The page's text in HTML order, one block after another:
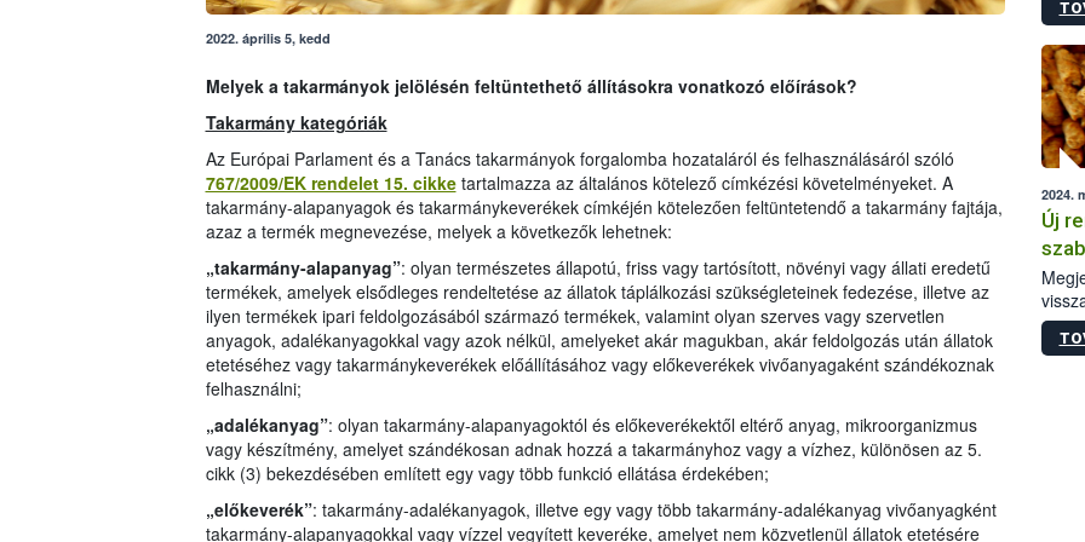
2022. április 5, kedd
Melyek a takarmányok jelölésén feltüntethető állításokra vonatkozó előírások?
Takarmány kategóriák
Az Európai Parlament és a Tanács takarmányok forgalomba hozataláról és felhasználásáról szóló
767/2009/EK rendelet 15. cikketartalmazza az általános kötelező címkézési követelményeket. A
takarmány-alapanyagok és takarmánykeverékek címkéjén kötelezően feltüntetendő a takarmány fajtája,
azaz a termék megnevezése, melyek a következők lehetnek:
„takarmány-alapanyag”: olyan természetes állapotú, friss vagy tartósított, növényi vagy állati eredetű
termékek, amelyek elsődleges rendeltetése az állatok táplálkozási szükségleteinek fedezése, illetve az
ilyen termékek ipari feldolgozásából származó termékek, valamint olyan szerves vagy szervetlen
anyagok, adalékanyagokkal vagy azok nélkül, amelyeket akár magukban, akár feldolgozás után állatok
etetéséhez vagy takarmánykeverékek előállításához vagy előkeverékek vivőanyagaként szándékoznak
felhasználni;
„adalékanyag”: olyan takarmány-alapanyagoktól és előkeverékektől eltérő anyag, mikroorganizmus
vagy készítmény, amelyet szándékosan adnak hozzá a takarmányhoz vagy a vízhez, különösen az 5.
cikk (3) bekezdésében említett egy vagy több funkció ellátása érdekében;
„előkeverék”: takarmány-adalékanyagok, illetve egy vagy több takarmány-adalékanyag vivőanyagként
takarmány-alapanyagokkal vagy vízzel vegyített keveréke, amelyet nem közvetlenül állatok etetésére
2024.
Új